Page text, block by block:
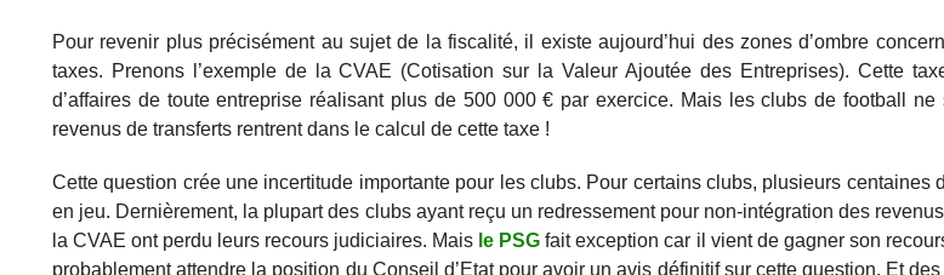
Pour revenir plus précisément au sujet de la fiscalité, il existe aujourd’hui des zones d’ombre
taxes. Prenons l’exemple de la CVAE (Cotisation sur la Valeur Ajoutée des Entreprises). Cette
d’affaires de toute entreprise réalisant plus de 500 000 € par exercice. Mais les clubs de football ne
revenus de transferts rentrent dans le calcul de cette taxe !
Cette question crée une incertitude importante pour les clubs. Pour certains clubs, plusieurs centaines
en jeu. Dernièrement, la plupart des clubs ayant reçu un redressement pour non-intégration des
la CVAE ont perdu leurs recours judiciaires. Mais le PSG fait exception car il vient de gagner son
probablement attendre la position du Conseil d’Etat pour avoir un avis définitif sur cette question. Et